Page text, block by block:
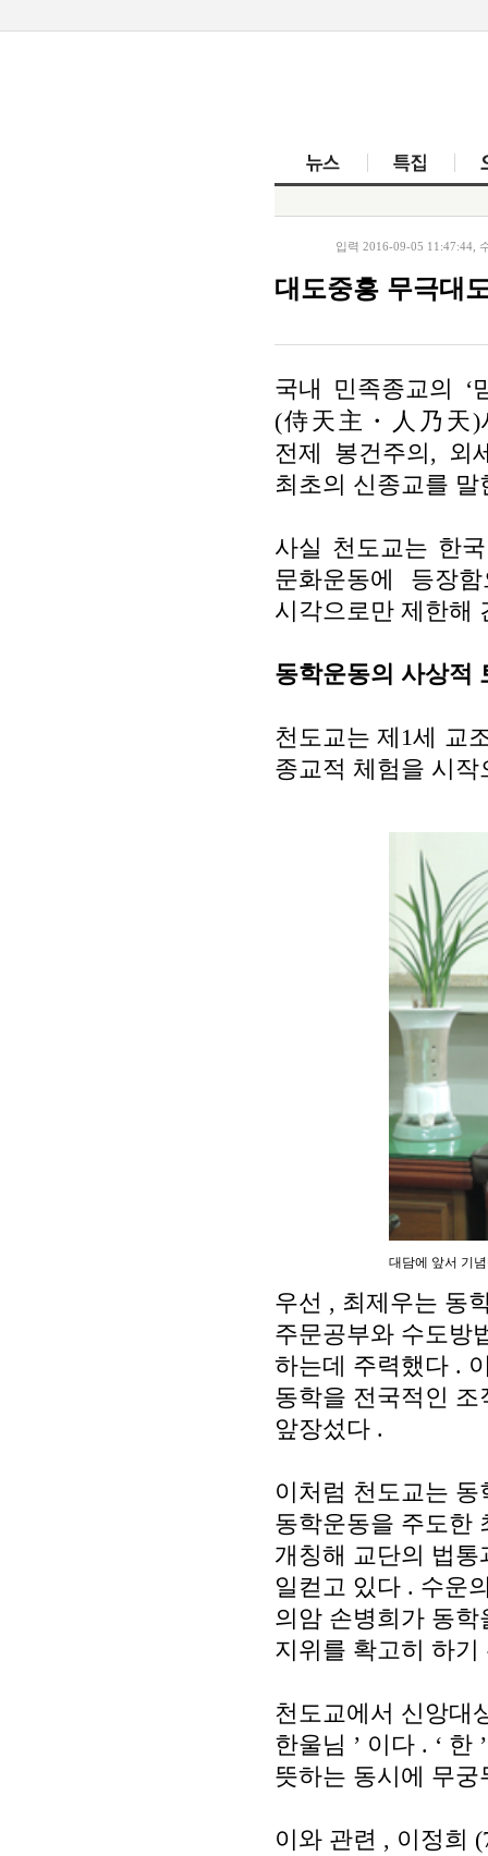
입력 2016-09-05 11:47:44,
대도중흥 무극대
국내 민족종교의 ‘
(侍天主 ・ 人乃天)
전제 봉건주의, 외
최초의 신종교를 말
사실 천도교는 한
문화운동에 등장
시각으로만 제한해
동학운동의 사상적
천도교는 제 1세 교
종교적 체험을 시
대담에 앞서 기
우선 , 최제우는 동
주문공부와 수도방
하는데 주력했다 .
동학을 전국적인
앞장섰다 .
이처럼 천도교는
동학운동을 주도한
개칭해 교단의 법
일컫고 있다 . 수운
의암 손병희가 동
지위를 확고히 하
천도교에서 신앙대
한울님 ’ 이다 . ‘ 한 ’
뜻하는 동시에 무
이와 관련 , 이정희